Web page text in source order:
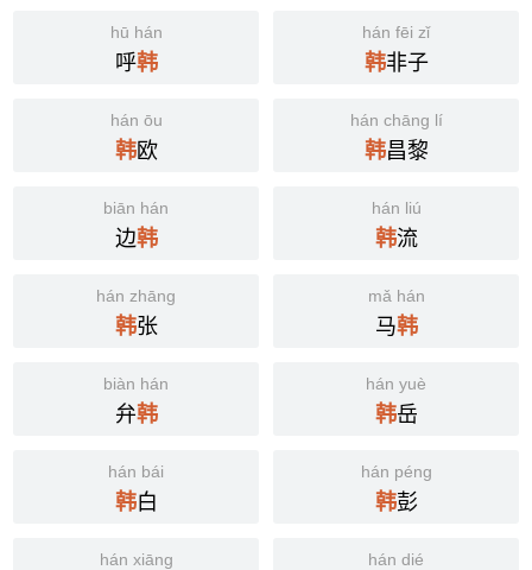
hū hán
呼韩
hán fēi zǐ
韩非子
hán ōu
韩欧
hán chāng lí
韩昌黎
biān hán
边韩
hán liú
韩流
hán zhāng
韩张
mǎ hán
马韩
biàn hán
弁韩
hán yuè
韩岳
hán bái
韩白
hán péng
韩彭
hán xiāng hán dié